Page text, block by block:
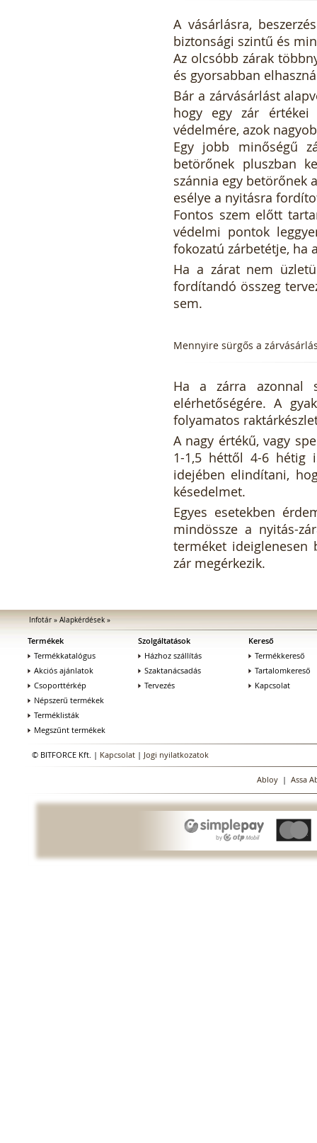
A vásárlásra,
biztonsági szintű és
Az olcsóbb zárak
és gyorsabban
Bár a zárvásárlást
hogy egy zár értékei
védelmére, azok
Egy jobb minőségű
betörőnek pluszban
szánnia egy betörőnek
esélye a nyitásra
Fontos szem előtt
védelmi pontok
fokozatú zárbetétje, ha
Ha a zárat nem
fordítandó összeg
sem.
Mennyire sürgős a
Ha a zárra azonnal
elérhetőségére. A
folyamatos
A nagy értékű, vagy
1-1,5 héttől 4-6 hétig
idejében elindítani,
késedelmet.
Egyes esetekben
mindössze a nyitás-
terméket ideiglenesen
zár megérkezik.
Infotár» Alapkérdések»
Termékek
Termékkatalógus
Akciós ajánlatok
Csoporttérkép
Népszerű termékek
Terméklisták
Megszűnt termékek
Szolgáltatások
Házhoz szállítás
Szaktanácsadás
Tervezés
Kereső
Termékkereső
Tartalomkereső
Kapcsolat
© BITFORCE Kft. | Kapcsolat | Jogi nyilatkozatok
Abloy| Assa